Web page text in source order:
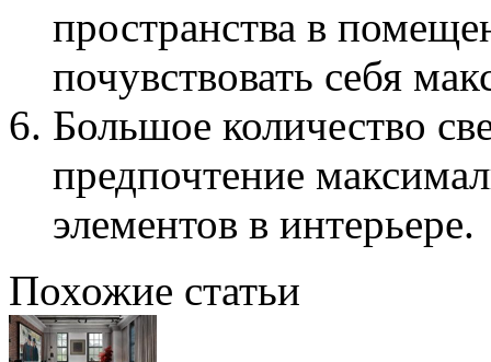
пространства в
почувствовать себя
Большое количество
предпочтение
элементов в интерьере.
Похожие статьи